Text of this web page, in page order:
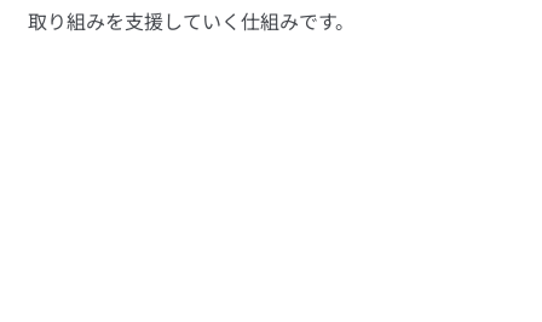
取り組みを支援していく仕組みです。